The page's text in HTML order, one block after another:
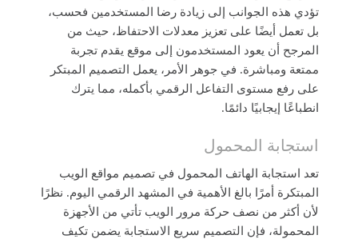
تؤدي هذه الجوانب إلى زيادة رضا المستخدمين فحسب،
بل تعمل أيضًا على تعزيز معدلات الاحتفاظ، حيث من
المرجح أن يعود المستخدمون إلى موقع يقدم تجربة
ممتعة ومباشرة. في جوهر الأمر، يعمل التصميم المبتكر
على رفع مستوى التفاعل الرقمي بأكمله، مما يترك
انطباعًا إيجابيًا دائمًا.
استجابة المحمول
تعد استجابة الهاتف المحمول في تصميم مواقع الويب
المبتكرة أمرًا بالغ الأهمية في المشهد الرقمي اليوم. نظرًا
لأن أكثر من نصف حركة مرور الويب تأتي من الأجهزة
المحمولة، فإن التصميم سريع الاستجابة يضمن تكيف